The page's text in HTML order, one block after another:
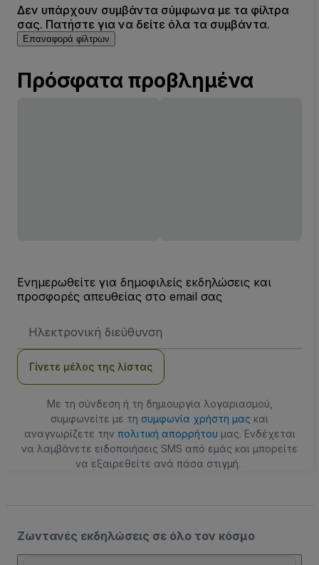
Δεν υπάρχουν συμβάντα σύμφωνα με τα φίλτρα
σας. Πατήστε για να δείτε όλα τα συμβάντα.
Επαναφορά φίλτρων
Πρόσφατα προβλημένα
Ενημερωθείτε για δημοφιλείς εκδηλώσεις και
προσφορές απευθείας στο email σας
Email
Γίνετε μέλος της λίστας
Με τη σύνδεση ή τη δημιουργία λογαριασμού,
συμφωνείτε με τη συμφωνία χρήστη μας και
αναγνωρίζετε την πολιτική απορρήτου μας. Ενδέχεται
να λαμβάνετε ειδοποιήσεις SMS από εμάς και μπορείτε
να εξαιρεθείτε ανά πάσα στιγμή.
Ζωντανές εκδηλώσεις σε όλο τον κόσμο